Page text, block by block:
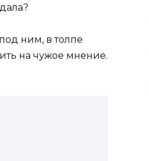
ним, в толпе
на чужое мнение.